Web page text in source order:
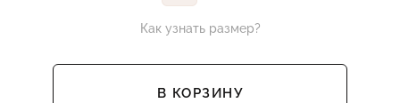
Как узнать размер?
В КОРЗИНУ